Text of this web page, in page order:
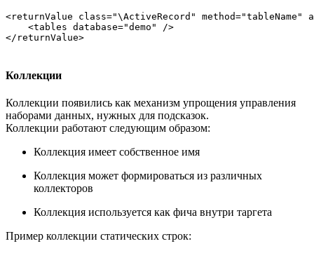
<returnValue class="\ActiveRecord" method="tableName"
    <tables database="demo" />
Коллекции
Коллекции появились как механизм упрощения управления
наборами данных, нужных для подсказок.
Коллекции работают следующим образом:
Коллекция имеет собственное имя
Коллекция может формироваться из различных
коллекторов
Коллекция используется как фича внутри таргета
Пример коллекции статических строк: